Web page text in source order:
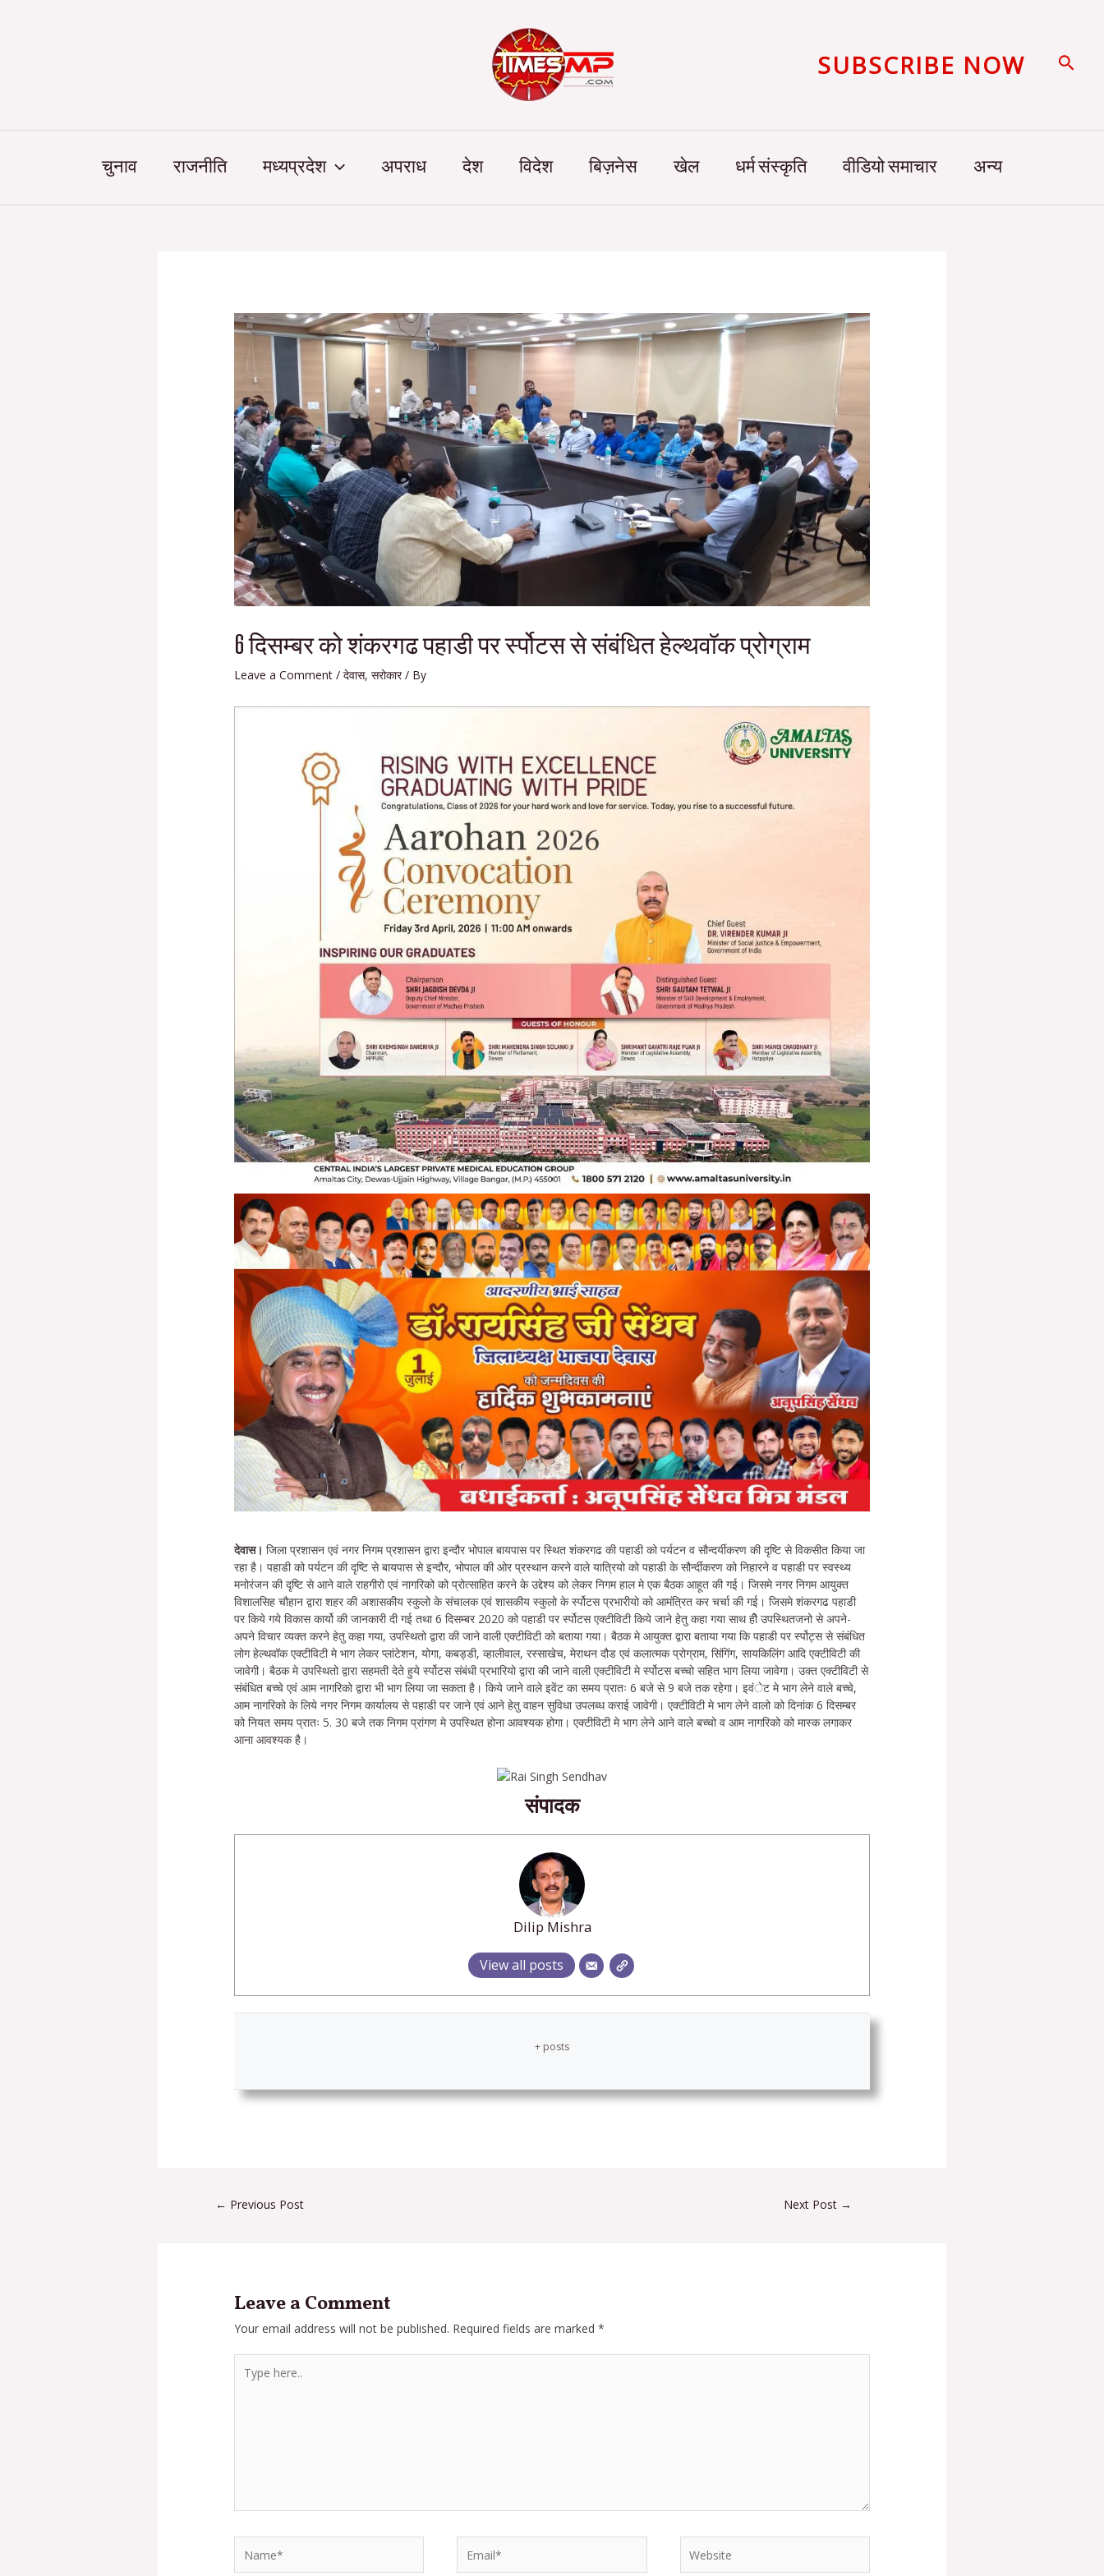
SUBSCRIBE NOW
चुनाव राजनीति मध्यप्रदेश अपराध देश विदेश बिज़नेस खेल धर्म संस्कृति वीडियो समाचार अन्य
6 दिसम्बर को शंकरगढ पहाडी पर र्स्पोटस से संबंधित हेल्थवॉक प्रोग्राम
Leave a Comment /देवास,सरोकार/ By
देवास। जिला प्रशासन एवं नगर निगम प्रशासन द्वारा इन्दौर भोपाल बायपास पर स्थित शंकरगढ की पहाडी को पर्यटन व सौन्दर्यीकरण की दृष्टि से विकसीत किया जा
रहा है। पहाडी को पर्यटन की दृष्टि से बायपास से इन्दौर, भोपाल की ओर प्रस्थान करने वाले यात्रियो को पहाडी के सौर्न्दीकरण को निहारने व पहाडी पर स्वस्थ्य
मनोरंजन की दृष्टि से आने वाले राहगीरो एवं नागरिको को प्रोत्साहित करने के उद्देश्य को लेकर निगम हाल मे एक बैठक आहूत की गई। जिसमे नगर निगम आयुक्त
विशालसिह चौहान द्वारा शहर की अशासकीय स्कुलो के संचालक एवं शासकीय स्कुलो के र्स्पोटस प्रभारीयो को आमंत्रित कर चर्चा की गई। जिसमे शंकरगढ पहाडी
पर किये गये विकास कार्यो की जानकारी दी गई तथा 6 दिसम्बर 2020 को पहाडी पर र्स्पोटस एक्टीविटी किये जाने हेतु कहा गया साथ हीे उपस्थितजनो से अपने-
अपने विचार व्यक्त करने हेतु कहा गया, उपस्थितो द्वारा की जाने वाली एक्टीविटी को बताया गया। बैठक मे आयुक्त द्वारा बताया गया कि पहाडी पर र्स्पोट्स से संबंधित
लोग हेल्थवॉक एक्टीविटी मे भाग लेकर प्लांटेशन, योगा, कबड्डी, व्हालीवाल, रस्साखेच, मेराथन दौड एवं कलात्मक प्रोग्राम, सिंगिंग, सायकिलिंग आदि एक्टीविटी की
जावेगी। बैठक मे उपस्थितो द्वारा सहमती देते हुये र्स्पोटस संबंधी प्रभारियो द्वारा की जाने वाली एक्टीविटी मे र्स्पोटस बच्चो सहित भाग लिया जावेगा। उक्त एक्टीविटी से
संबंधित बच्चे एवं आम नागरिको द्वारा भी भाग लिया जा सकता है। किये जाने वाले इवेंट का समय प्रातः 6 बजे से 9 बजे तक रहेगा। इवंेट मे भाग लेने वाले बच्चे,
आम नागरिको के लिये नगर निगम कार्यालय से पहाडी पर जाने एवं आने हेतु वाहन सुविधा उपलब्ध कराई जावेगी। एक्टीविटी मे भाग लेने वालो को दिनांक 6 दिसम्बर
को नियत समय प्रातः 5. 30 बजे तक निगम प्रांगण मे उपस्थित होना आवश्यक होगा। एक्टीविटी मे भाग लेने आने वाले बच्चो व आम नागरिको को मास्क लगाकर
आना आवश्यक है।
संपादक
Dilip Mishra
View all posts
+ posts
← Previous Post Next Post →
Leave a Comment
Your email address will not be published. Required fields are marked*
here..